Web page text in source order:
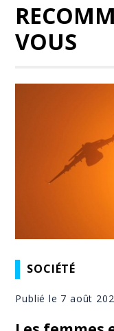
VOUS
SOCIÉTÉ
Publié le 7 août